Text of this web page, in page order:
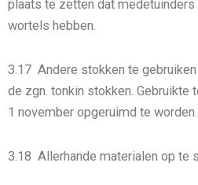
plaats te zetten dat
wortels hebben.
3.17 Andere stokken te
de zgn. tonkin stokken. Gebruikte
1 november opgeruimd te worden.
3.18 Allerhande materialen op te